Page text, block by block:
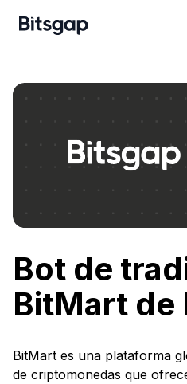
Bot de
BitMart de
BitMart es una plataforma
de criptomonedas que